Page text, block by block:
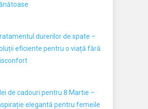
durerilor de spate –
eficiente pentru o viață fără
de cadouri pentru 8 Martie –
elegantă pentru femeile